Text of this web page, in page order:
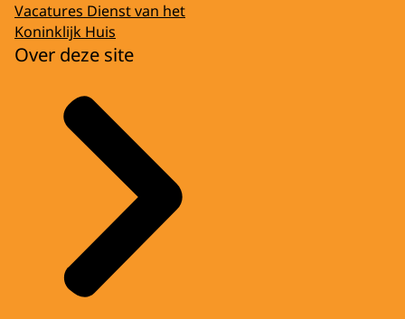
Vacatures Dienst van het
Koninklijk Huis
Over deze site